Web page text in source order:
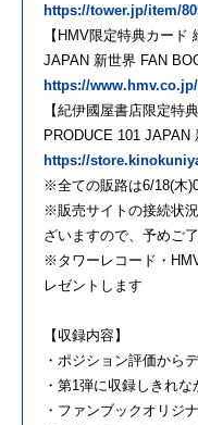
https://tower.jp/item/
【HMV限定特典カード
JAPAN 新世界 FAN
https://
【紀伊國屋書店限定特
PRODUCE 101 JAPAN
https://
※全ての販路は6/18(木
※販売サイトの接続状
ざいますので、予めご
※タワーレコード・
レゼントします
【収録内容】
・ポジション評価から
・第1弾に収録しきれ
・ファンブックオリジ